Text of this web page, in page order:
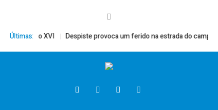
Últimas:
Bento XVI Despiste provoca um ferido na estrada do campo